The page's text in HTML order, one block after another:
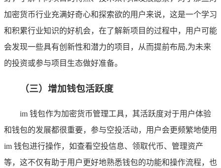
加密货币行业充满好奇心和探索欲的用户来说，这是一个学习
和积累行业知识的好机会，在了解新项目的过程中，用户可能
会发现一些具有创新性和潜力的项目，从而提前布局,为未来
的投资或参与项目生态做好准备。
（三）增加钱包活跃度
im 钱包作为加密货币管理工具，其活跃度对于用户体验
和钱包的发展都很重要，参与空投活动，用户会更频繁地使用
im 钱包进行操作，如查看空投信息、领取代币、管理资产
等，这不仅有助于用户更好地熟悉钱包的功能和操作流程，也